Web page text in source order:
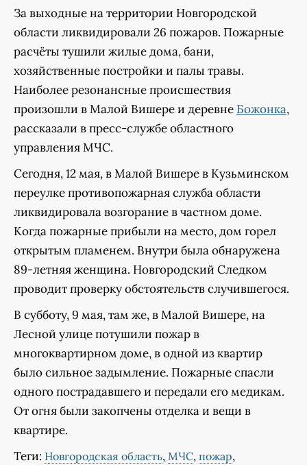
За выходные на территории Новгородской
области ликвидировали 26 пожаров. Пожарные
расчёты тушили жилые дома, бани,
хозяйственные постройки и палы травы.
Наиболее резонансные происшествия
произошли в Малой Вишере и деревне Божонка,
рассказали в пресс-службе областного
управления МЧС.
Сегодня, 12 мая, в Малой Вишере в Кузьминском
переулке противопожарная служба области
ликвидировала возгорание в частном доме.
Когда пожарные прибыли на место, дом горел
открытым пламенем. Внутри была обнаружена
89-летняя женщина. Новгородский Следком
проводит проверку обстоятельств случившегося.
В субботу, 9 мая, там же, в Малой Вишере, на
Лесной улице потушили пожар в
многоквартирном доме, в одной из квартир
было сильное задымление. Пожарные спасли
одного пострадавшего и передали его медикам.
От огня были закопчены отделка и вещи в
квартире.
Теги: Новгородская область, МЧС, пожар,